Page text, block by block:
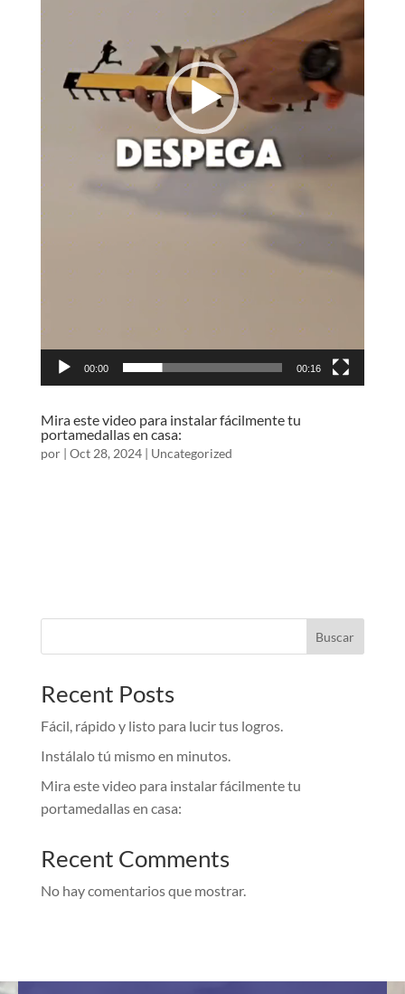
00:00 00:16
Mira este video para instalar fácilmente tu
portamedallas en casa:
por | Oct 28, 2024| Uncategorized
Buscar
Recent Posts
Fácil, rápido y listo para lucir tus logros.
Instálalo tú mismo en minutos.
Mira este video para instalar fácilmente tu
portamedallas en casa:
Recent Comments
No hay comentarios que mostrar.